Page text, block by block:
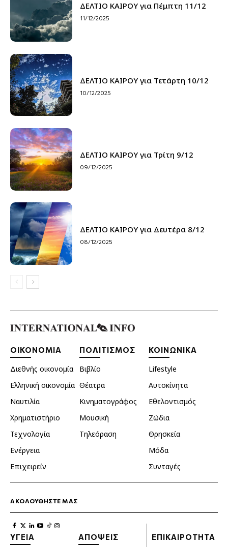
ΔΕΛΤΙΟ ΚΑΙΡΟΥ για Πέμπτη 11/12
11/12/2025
ΔΕΛΤΙΟ ΚΑΙΡΟΥ για Τετάρτη 10/12
10/12/2025
ΔΕΛΤΙΟ ΚΑΙΡΟΥ για Τρίτη 9/12
09/12/2025
ΔΕΛΤΙΟ ΚΑΙΡΟΥ για Δευτέρα 8/12
08/12/2025
ΟΙΚΟΝΟΜΙΑ
Διεθνής οικονομία
Ελληνική οικονομία
Ναυτιλία
Χρηματιστήριο
Τεχνολογία
Ενέργεια
Επιχειρείν
ΠΟΛΙΤΙΣΜΟΣ
Βιβλίο
Θέατρα
Κινηματογράφος
Μουσική
Τηλεόραση
ΚΟΙΝΩΝΙΚΑ
Lifestyle
Αυτοκίνητα
Εθελοντισμός
Ζώδια
Θρησκεία
Μόδα
Συνταγές
ΑΚΟΛΟΥΘΗΣΤΕ ΜΑΣ
ΥΓΕΙΑ ΑΠΟΨΕΙΣ ΕΠΙΚΑΙΡΟΤΗΤΑ